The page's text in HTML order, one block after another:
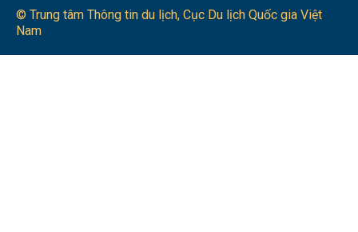
© Trung tâm Thông tin du lịch​, Cục Du lịch Quốc gia Việt
Nam